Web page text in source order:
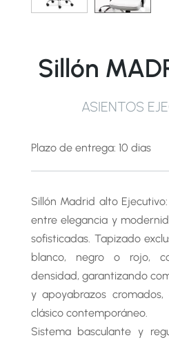
Sillón
ASIENTOS
Plazo de entrega: 10 dias
Sillón Madrid alto
entre elegancia y
sofisticadas. Tapizado
blanco, negro o rojo,
densidad, garantizando
y apoyabrazos
clásico contemporáneo.
Sistema basculante y